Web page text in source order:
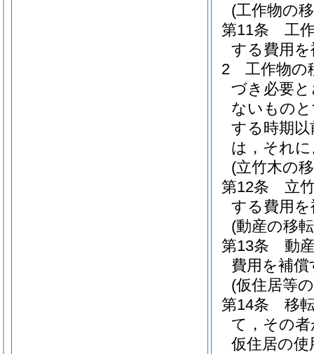
(工作物の
第11条
工
する費用
2
工作物の
づき必要
ないもの
する時期
は，それ
(立竹木の
第12条
立
する費用
(動産の移
第13条
動
費用を補
(仮住居等
第14条
移
て，その
仮住居の